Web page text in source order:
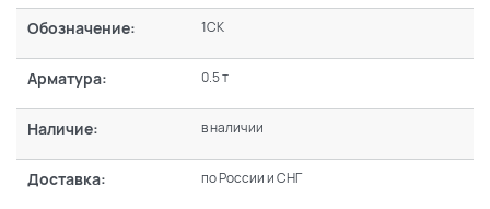
Обозначение: 1СК
Арматура: 0.5 т
Наличие: в наличии
Доставка: по России и СНГ